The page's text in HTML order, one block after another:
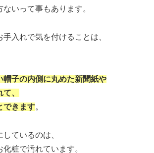
いって事もあります。
入れで気を付けることは、
帽子の内側に丸めた新聞紙や
、
できます。
ているのは、
粧で汚れています。